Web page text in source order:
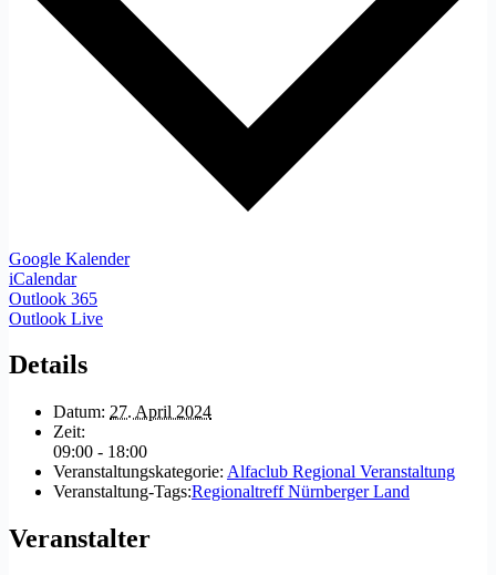
Google Kalender
iCalendar
Outlook 365
Outlook Live
Details
Datum: 27. April 2024
Zeit:
09:00 - 18:00
Veranstaltungskategorie: Alfaclub Regional Veranstaltung
Veranstaltung-Tags:Regionaltreff Nürnberger Land
Veranstalter